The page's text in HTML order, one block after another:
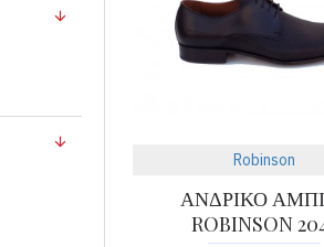
Robinson
ΑΝΔΡΙΚΟ
ROBINSON